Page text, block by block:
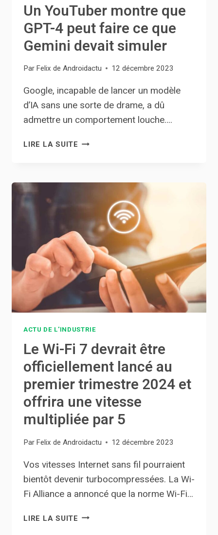
Un YouTuber montre que
GPT-4 peut faire ce que
Gemini devait simuler
Par Felix de Androidactu 12 décembre 2023
Google, incapable de lancer un modèle
d’IA sans une sorte de drame, a dû
admettre un comportement louche….
LIRE LA SUITE UN
FAIRE
CE
QUE
GEMINI
DEVAIT
SIMULER
ACTU DE L'INDUSTRIE
Le Wi-Fi 7 devrait être
officiellement lancé au
premier trimestre 2024 et
offrira une vitesse
multipliée par 5
Par Felix de Androidactu 12 décembre 2023
Vos vitesses Internet sans fil pourraient
bientôt devenir turbocompressées. La Wi-
Fi Alliance a annoncé que la norme Wi-Fi…
LIRE LA SUITE LE